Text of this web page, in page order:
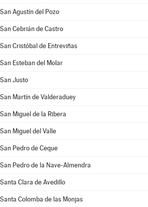
San Agustín del Pozo
San Cebrián de Castro
San Cristóbal de Entreviñas
San Esteban del Molar
San Justo
San Martín de Valderaduey
San Miguel de la Ribera
San Miguel del Valle
San Pedro de Ceque
San Pedro de la Nave-Almendra
Santa Clara de Avedillo
Santa Colomba de las Monjas